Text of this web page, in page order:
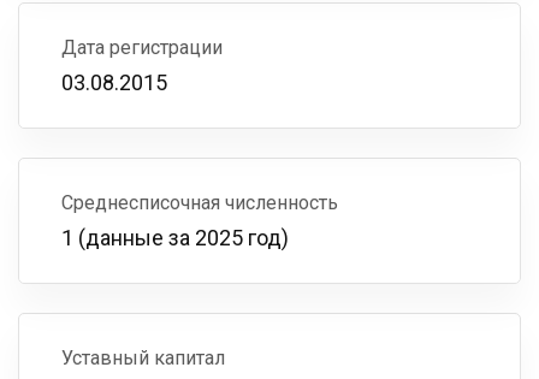
Дата регистрации
03.08.2015
Среднесписочная численность
1 (данные за 2025 год)
Уставный капитал